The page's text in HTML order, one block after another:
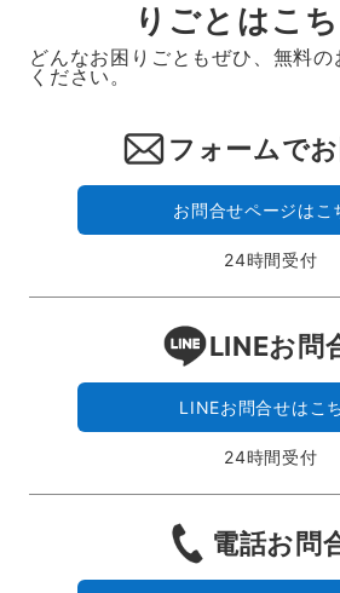
りごとはこ
どんなお困りごともぜひ、無料
ください。
フォームで
お問合せページはこ
24時間受付
LINEお問
LINEお問合せはこ
24時間受付
電話お問